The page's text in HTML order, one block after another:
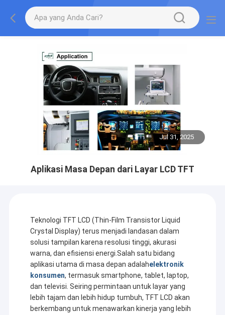
Jul 31, 2025
Aplikasi Masa Depan dari Layar LCD TFT
Teknologi TFT LCD (Thin-Film Transistor Liquid
Crystal Display) terus menjadi landasan dalam
solusi tampilan karena resolusi tinggi, akurasi
warna, dan efisiensi energi.Salah satu bidang
aplikasi utama di masa depan adalahelektronik
konsumen, termasuk smartphone, tablet, laptop,
dan televisi. Seiring permintaan untuk layar yang
lebih tajam dan lebih hidup tumbuh, TFT LCD akan
berkembang untuk menawarkan kinerja yang lebih